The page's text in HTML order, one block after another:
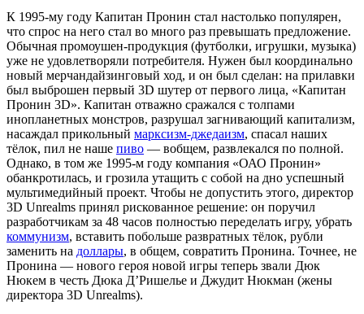
К 1995-му году Капитан Пронин стал настолько популярен,
что спрос на него стал во много раз превышать предложение.
Обычная промоушен-продукция (футболки, игрушки, музыка)
уже не удовлетворяли потребителя. Нужен был координально
новый мерчандайзинговый ход, и он был сделан: на прилавки
был выброшен первый 3D шутер от первого лица, «Капитан
Пронин 3D». Капитан отважно сражался с толпами
инопланетных монстров, разрушал загнивающий капитализм,
насаждал прикольный марксизм-джедаизм, спасал наших
тёлок, пил не наше пиво — вобщем, развлекался по полной.
Однако, в том же 1995-м году компания «ОАО Пронин»
обанкротилась, и грозила утащить с собой на дно успешный
мультимедийный проект. Чтобы не допустить этого, директор
3D Unrealms принял рискованное решение: он поручил
разработчикам за 48 часов полностью переделать игру, убрать
коммунизм, вставить побольше развратных тёлок, рубли
заменить на доллары, в общем, совратить Пронина. Точнее, не
Пронина — нового героя новой игры теперь звали Дюк
Нюкем в честь Дюка Д’Ришелье и Джудит Нюкман (жены
директора 3D Unrealms).